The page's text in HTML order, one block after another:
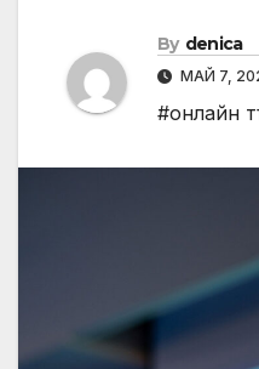
By denica
МАЙ 7,
#онлайн